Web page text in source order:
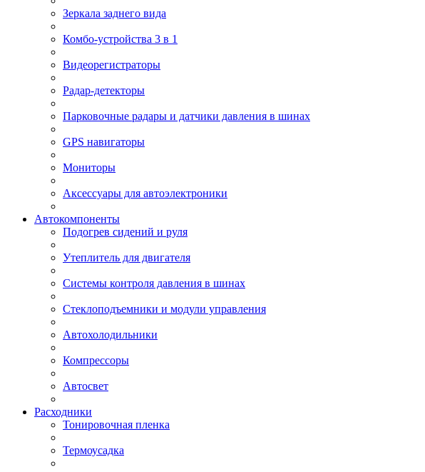
Зеркала заднего вида
Комбо-устройства 3 в 1
Видеорегистраторы
Радар-детекторы
Парковочные радары и датчики давления в шинах
GPS навигаторы
Мониторы
Аксессуары для автоэлектроники
Автокомпоненты
Подогрев сидений и руля
Утеплитель для двигателя
Системы контроля давления в шинах
Стеклоподъемники и модули управления
Автохолодильники
Компрессоры
Автосвет
Расходники
Тонировочная пленка
Термоусадка